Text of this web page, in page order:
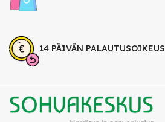
14 PÄIVÄN PALAUTUSOIKEUS